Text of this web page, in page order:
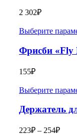
2 302₽
Выберите
Фрисби «Fly
155₽
Выберите
Держатель
223₽ – 254₽